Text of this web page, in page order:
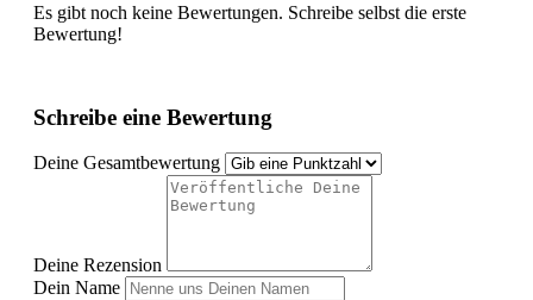
Es gibt noch keine Bewertungen. Schreibe selbst die erste
Bewertung!
Schreibe eine Bewertung
Deine Gesamtbewertung
Deine Rezension
Dein Name